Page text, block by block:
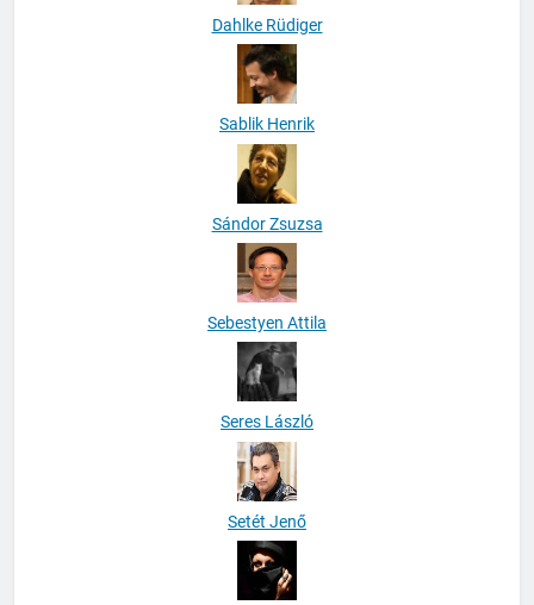
Dahlke Rüdiger
Sablik Henrik
Sándor Zsuzsa
Sebestyen Attila
Seres László
Setét Jenő